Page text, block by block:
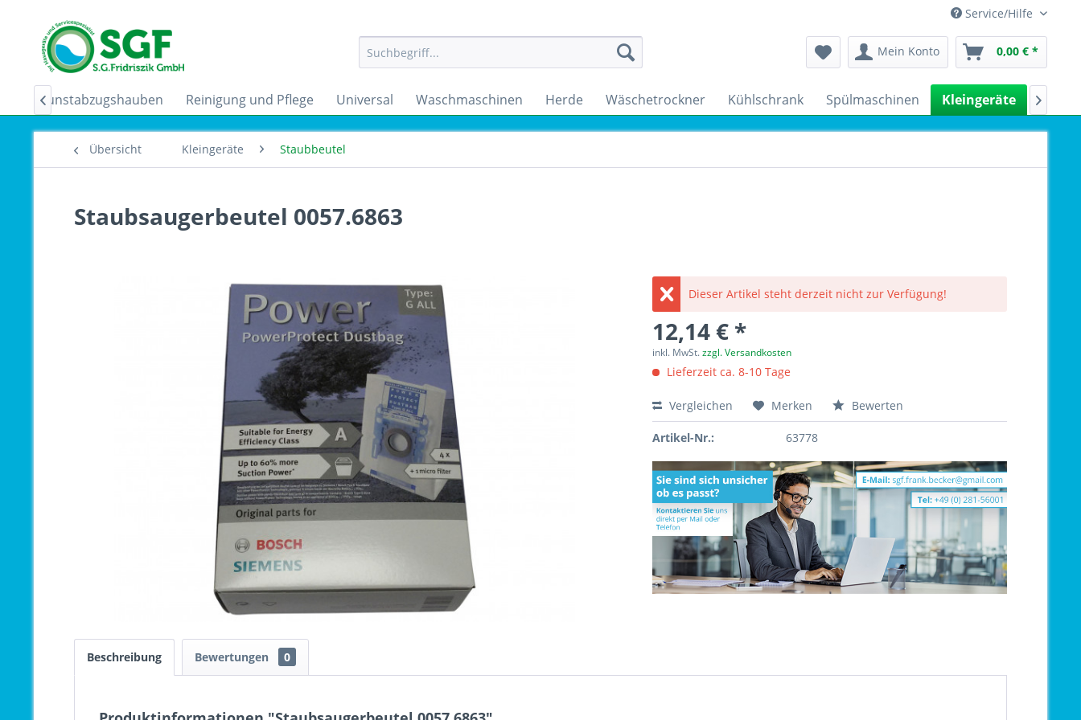
Service/Hilfe
Mein Konto 0,00 € *
Dunstabzugshauben Reinigung und Pflege Universal Waschmaschinen Herde Wäschetrockner Kühlschrank Spülmaschinen Kleingeräte Sale
 
Übersicht Kleingeräte Staubbeutel
Staubsaugerbeutel 0057.6863
Dieser Artikel steht derzeit nicht zur Verfügung!
12,14 € *
inkl. MwSt.zzgl. Versandkosten
Lieferzeit ca. 8-10 Tage
Vergleichen Merken Bewerten
Artikel-Nr.: 63778
Beschreibung Bewertungen 0